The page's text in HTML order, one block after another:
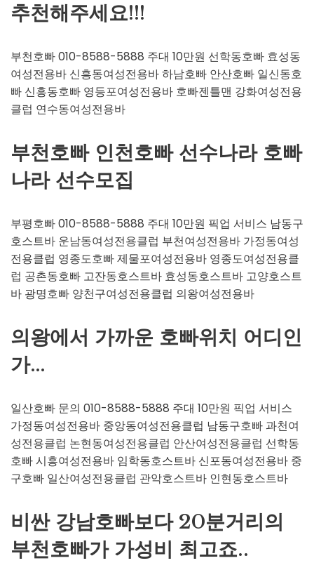
추천해주세요!!!
부천호빠 010-8588-5888 주대 10만원 선학동호빠 효성동
여성전용바 신흥동여성전용바 하남호빠 안산호빠 일신동호
빠 신흥동호빠 영등포여성전용바 호빠젠틀맨 강화여성전용
클럽 연수동여성전용바
부천호빠 인천호빠 선수나라 호빠
나라 선수모집
부평호빠 010-8588-5888 주대 10만원 픽업 서비스 남동구
호스트바 운남동여성전용클럽 부천여성전용바 가정동여성
전용클럽 영종도호빠 제물포여성전용바 영종도여성전용클
럽 공촌동호빠 고잔동호스트바 효성동호스트바 고양호스트
바 광명호빠 양천구여성전용클럽 의왕여성전용바
의왕에서 가까운 호빠위치 어디인
가…
일산호빠 문의 010-8588-5888 주대 10만원 픽업 서비스
가정동여성전용바 중앙동여성전용클럽 남동구호빠 과천여
성전용클럽 논현동여성전용클럽 안산여성전용클럽 선학동
호빠 시흥여성전용바 임학동호스트바 신포동여성전용바 중
구호빠 일산여성전용클럽 관악호스트바 인현동호스트바
비싼 강남호빠보다 20분거리의
부천호빠가 가성비 최고죠..